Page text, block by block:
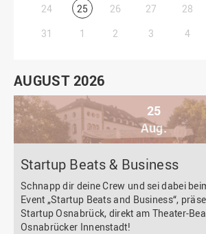
24
25 26 27 28
31
1 2 3 4
AUGUST 2026
25
Aug.
Startup Beats & Business
Schnapp dir deine Crew und sei dabei
Event „Startup Beats and Business“,
Startup Osnabrück, direkt am Theater-
Osnabrücker Innenstadt!